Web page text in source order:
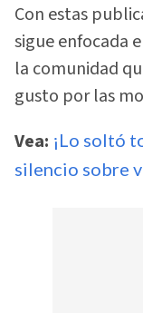
Con estas
sigue enfocada
la comunidad
gusto por las
Vea: ¡Lo soltó
silencio sobre